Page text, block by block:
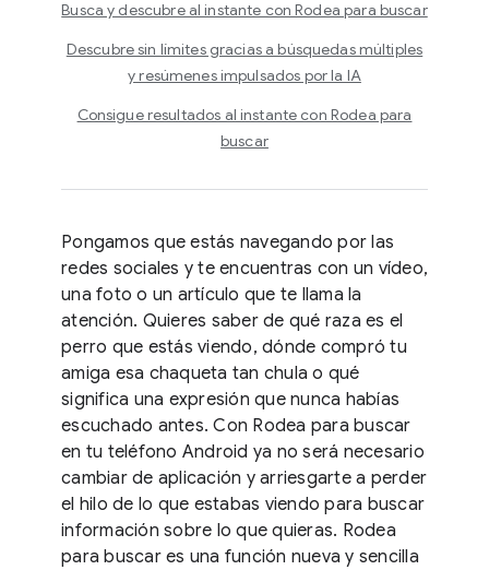
Busca y descubre al instante con Rodea para buscar
Descubre sin límites gracias a búsquedas múltiples
y resúmenes impulsados por la IA
Consigue resultados al instante con Rodea para
buscar
Pongamos que estás navegando por las
redes sociales y te encuentras con un vídeo,
una foto o un artículo que te llama la
atención. Quieres saber de qué raza es el
perro que estás viendo, dónde compró tu
amiga esa chaqueta tan chula o qué
significa una expresión que nunca habías
escuchado antes. Con Rodea para buscar
en tu teléfono Android ya no será necesario
cambiar de aplicación y arriesgarte a perder
el hilo de lo que estabas viendo para buscar
información sobre lo que quieras. Rodea
para buscar es una función nueva y sencilla